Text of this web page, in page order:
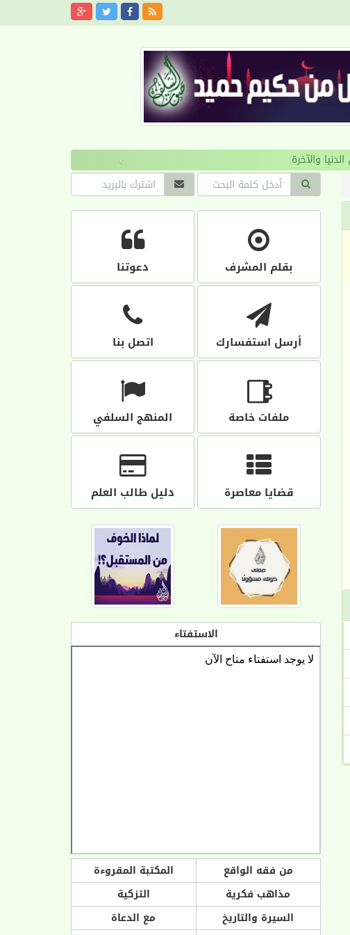
›
بقلم المشرف دعوتنا
أرسل استفسارك اتصل بنا
ملفات خاصة المنهج السلفي
قضايا معاصرة دليل طالب العلم
الاستفتاء
من فقه الواقع
المكتبة المقروءة
مذاهب فكرية
التزكية
السيرة والتاريخ
مع الدعاة